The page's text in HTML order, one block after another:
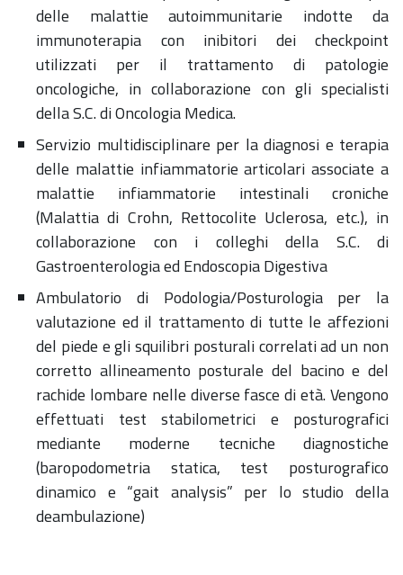
delle malattie autoimmunitarie indotte da
immunoterapia con inibitori dei checkpoint
utilizzati per il trattamento di patologie
oncologiche, in collaborazione con gli specialisti
della S.C. di Oncologia Medica.
Servizio multidisciplinare per la diagnosi e terapia
delle malattie infiammatorie articolari associate a
malattie infiammatorie intestinali croniche
(Malattia di Crohn, Rettocolite Uclerosa, etc.), in
collaborazione con i colleghi della S.C. di
Gastroenterologia ed Endoscopia Digestiva
Ambulatorio di Podologia/Posturologia per la
valutazione ed il trattamento di tutte le affezioni
del piede e gli squilibri posturali correlati ad un non
corretto allineamento posturale del bacino e del
rachide lombare nelle diverse fasce di età. Vengono
effettuati test stabilometrici e posturografici
mediante moderne tecniche diagnostiche
(baropodometria statica, test posturografico
dinamico e “gait analysis” per lo studio della
deambulazione)